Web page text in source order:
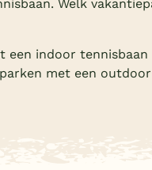
Welk
een indoor tennisbaan
met een outdoor